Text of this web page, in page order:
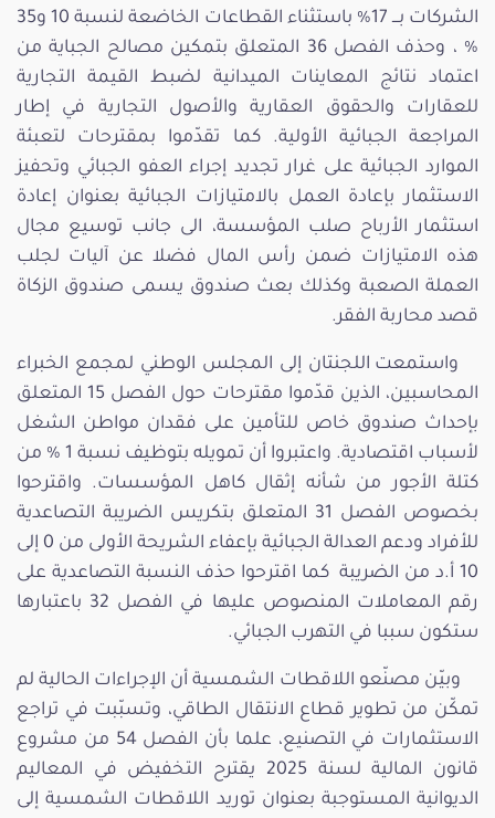
الشركات بـــ 17% باستثناء القطاعات الخاضعة لنسبة 10 و35
% ، وحذف الفصل 36 المتعلق بتمكين مصالح الجباية من
اعتماد نتائج المعاينات الميدانية لضبط القيمة التجارية
للعقارات والحقوق العقارية والأصول التجارية في إطار
المراجعة الجبائية الأولية. كما تقدّموا بمقترحات لتعبئة
الموارد الجبائية على غرار تجديد إجراء العفو الجبائي وتحفيز
الاستثمار بإعادة العمل بالامتيازات الجبائية بعنوان إعادة
استثمار الأرباح صلب المؤسسة، الى جانب توسيع مجال
هذه الامتيازات ضمن رأس المال فضلا عن آليات لجلب
العملة الصعبة وكذلك بعث صندوق يسمى صندوق الزكاة
قصد محاربة الفقر.
واستمعت اللجنتان إلى المجلس الوطني لمجمع الخبراء
المحاسبين، الذين قدّموا مقترحات حول الفصل 15 المتعلق
بإحداث صندوق خاص للتأمين على فقدان مواطن الشغل
لأسباب اقتصادية. واعتبروا أن تمويله بتوظيف نسبة 1 % من
كتلة الأجور من شأنه إثقال كاهل المؤسسات. واقترحوا
بخصوص الفصل 31 المتعلق بتكريس الضريبة التصاعدية
للأفراد ودعم العدالة الجبائية بإعفاء الشريحة الأولى من 0 إلى
10 أ.د من الضريبة كما اقترحوا حذف النسبة التصاعدية على
رقم المعاملات المنصوص عليها في الفصل 32 باعتبارها
ستكون سببا في التهرب الجبائي.
وبيّن مصنّعو اللاقطات الشمسية أن الإجراءات الحالية لم
تمكّن من تطوير قطاع الانتقال الطاقي، وتسبّبت في تراجع
الاستثمارات في التصنيع، علما بأن الفصل 54 من مشروع
قانون المالية لسنة 2025 يقترح التخفيض في المعاليم
الديوانية المستوجبة بعنوان توريد اللاقطات الشمسية إلى